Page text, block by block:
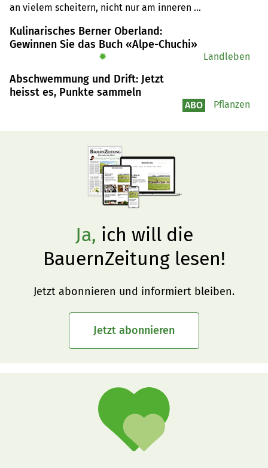
an vielem scheitern, nicht nur am inneren
Kulinarisches Berner Oberland:
Gewinnen Sie das Buch «Alpe-Chuchi»
✹ Landleben
Abschwemmung und Drift: Jetzt
heisst es, Punkte sammeln
ABO Pflanzen
Ja, ich will die
BauernZeitung lesen!
Jetzt abonnieren und informiert bleiben.
Jetzt abonnieren